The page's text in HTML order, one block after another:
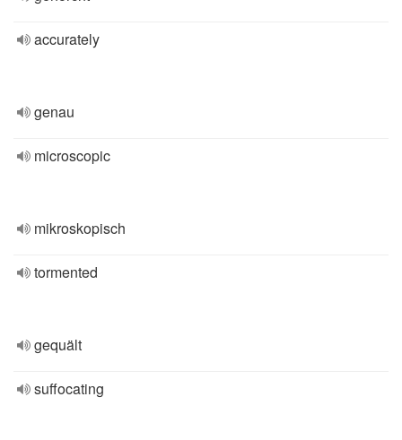
accurately
genau
microscopic
mikroskopisch
tormented
gequält
suffocating